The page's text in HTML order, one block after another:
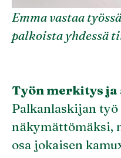
Emma vastaa
palkoista yhdessä
Työn merkitys
Palkanlaskijan
näkymättömäksi,
osa jokaisen